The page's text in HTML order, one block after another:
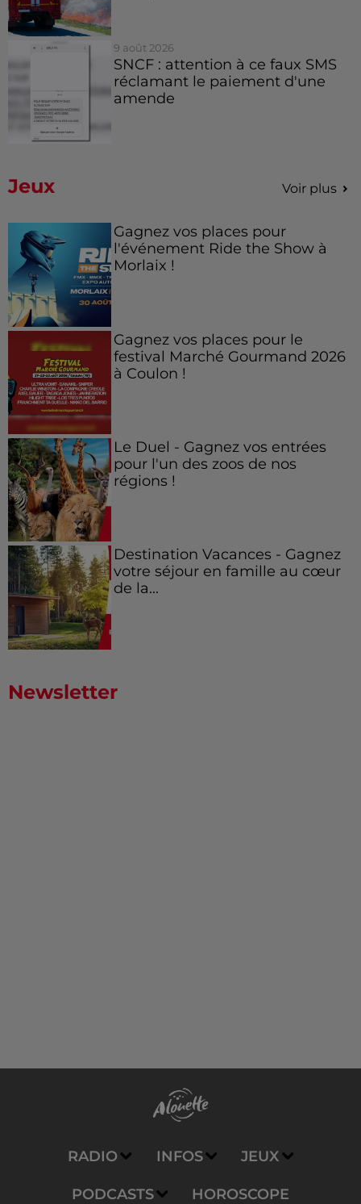
9 août 2026
SNCF : attention à ce faux SMS
réclamant le paiement d'une
amende
Jeux Voir plus
Gagnez vos places pour
l'événement Ride the Show à
Morlaix !
Gagnez vos places pour le
festival Marché Gourmand 2026
à Coulon !
Le Duel - Gagnez vos entrées
pour l'un des zoos de nos
régions !
Destination Vacances - Gagnez
votre séjour en famille au cœur
de la...
Newsletter
RADIO INFOS JEUX
PODCASTS HOROSCOPE